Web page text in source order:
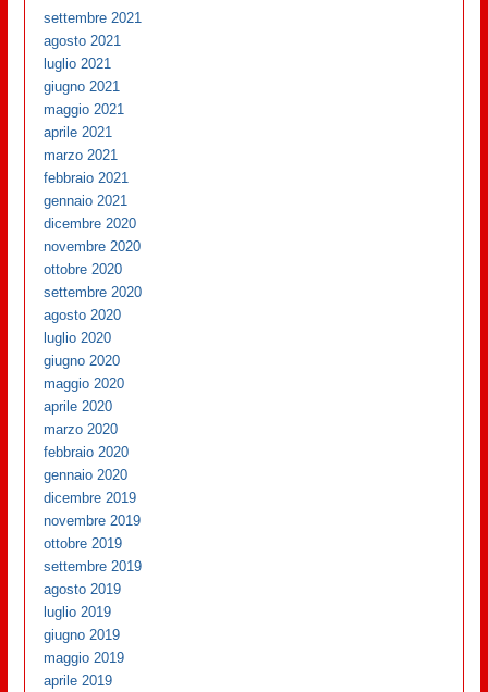
settembre 2021
agosto 2021
luglio 2021
giugno 2021
maggio 2021
aprile 2021
marzo 2021
febbraio 2021
gennaio 2021
dicembre 2020
novembre 2020
ottobre 2020
settembre 2020
agosto 2020
luglio 2020
giugno 2020
maggio 2020
aprile 2020
marzo 2020
febbraio 2020
gennaio 2020
dicembre 2019
novembre 2019
ottobre 2019
settembre 2019
agosto 2019
luglio 2019
giugno 2019
maggio 2019
aprile 2019